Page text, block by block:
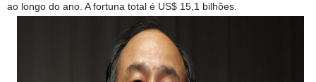
ao longo do ano. A fortuna total é US$ 15,1 bilhões.